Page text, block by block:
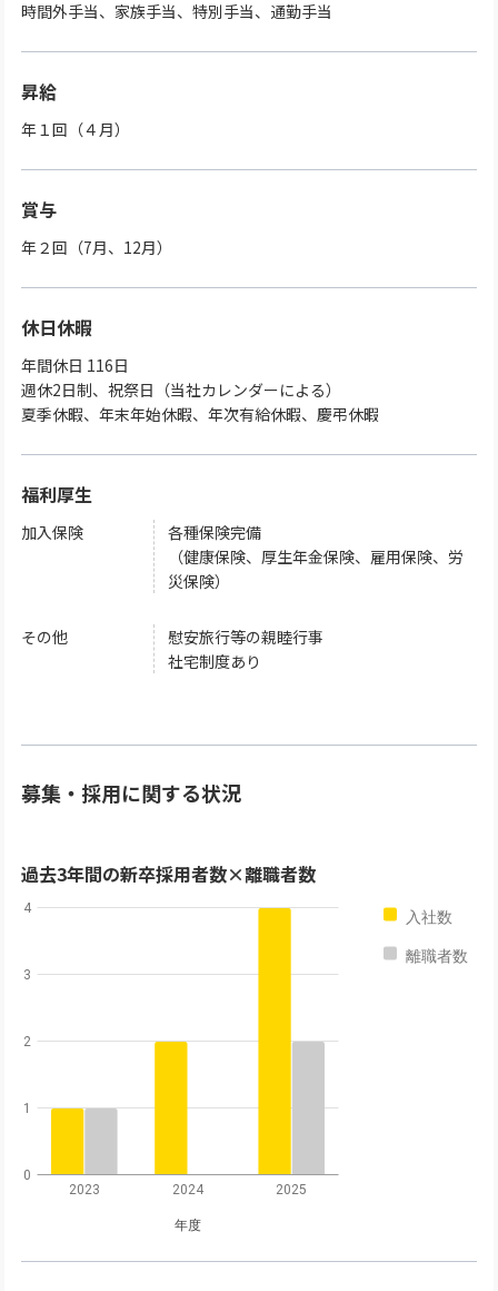
時間外手当、家族手当、特別手当、通勤手当
昇給
年１回（４月）
賞与
年２回（7月、12月）
休日休暇
年間休日 116日
週休2日制、祝祭日（当社カレンダーによる）
夏季休暇、年末年始休暇、年次有給休暇、慶弔休暇
福利厚生
加入保険
各種保険完備
（健康保険、厚生年金保険、雇用保険、労
災保険）
その他
慰安旅行等の親睦行事
社宅制度あり
募集・採用に関する状況
過去3年間の新卒採用者数×離職者数
入社数
離職者数
2023 2024 2025
年度
0
1
2
3
4